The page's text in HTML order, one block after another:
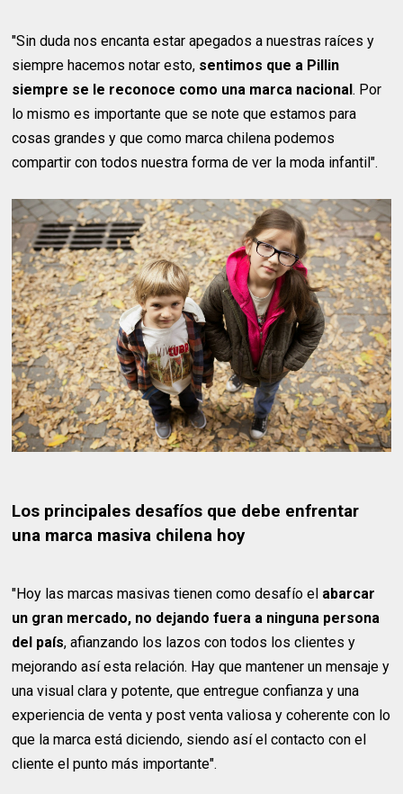
"Sin duda nos encanta estar apegados a nuestras raíces y
siempre hacemos notar esto, sentimos que a Pillin
siempre se le reconoce como una marca nacional. Por
lo mismo es importante que se note que estamos para
cosas grandes y que como marca chilena podemos
compartir con todos nuestra forma de ver la moda infantil".
Los principales desafíos que debe enfrentar
una marca masiva chilena hoy
"Hoy las marcas masivas tienen como desafío el abarcar
un gran mercado, no dejando fuera a ninguna persona
del país, afianzando los lazos con todos los clientes y
mejorando así esta relación. Hay que mantener un mensaje y
una visual clara y potente, que entregue confianza y una
experiencia de venta y post venta valiosa y coherente con lo
que la marca está diciendo, siendo así el contacto con el
cliente el punto más importante".